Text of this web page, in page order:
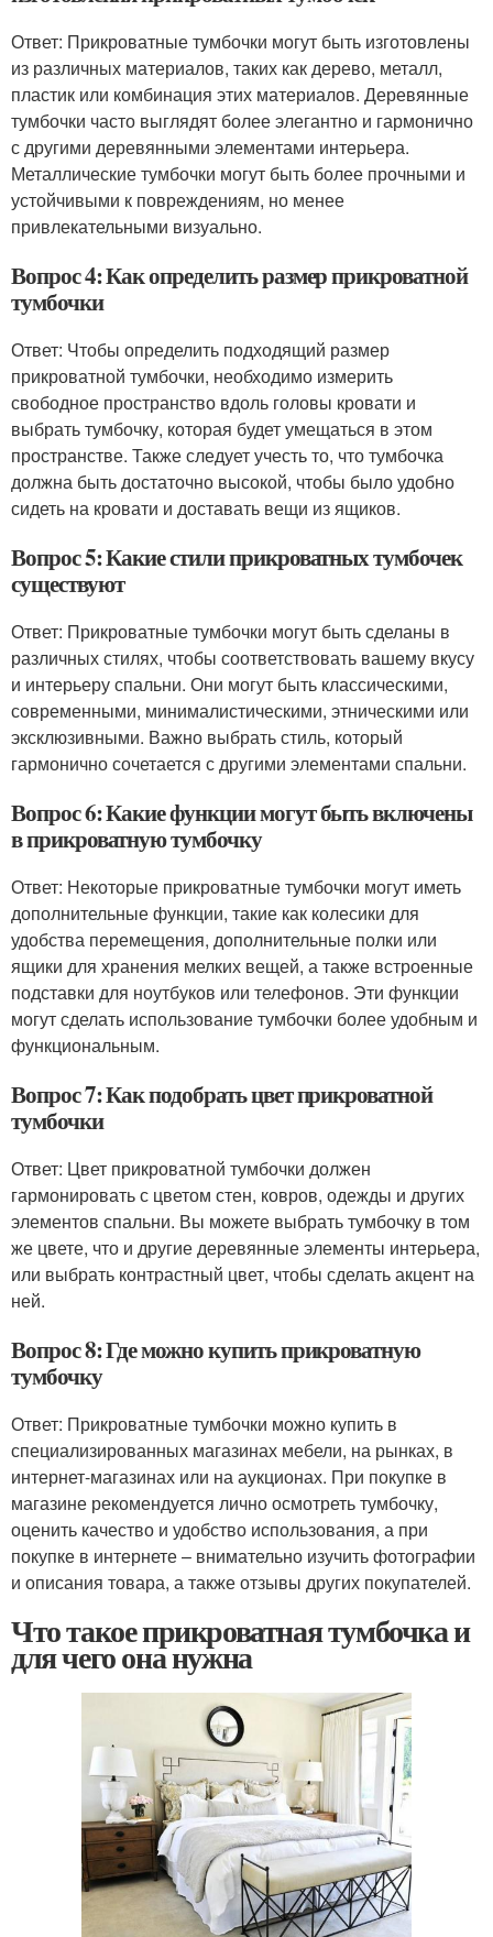
Ответ: Прикроватные тумбочки могут быть изготовлены
из различных материалов, таких как дерево, металл,
пластик или комбинация этих материалов. Деревянные
тумбочки часто выглядят более элегантно и гармонично
с другими деревянными элементами интерьера.
Металлические тумбочки могут быть более прочными и
устойчивыми к повреждениям, но менее
привлекательными визуально.
Вопрос 4: Как определить размер прикроватной
тумбочки
Ответ: Чтобы определить подходящий размер
прикроватной тумбочки, необходимо измерить
свободное пространство вдоль головы кровати и
выбрать тумбочку, которая будет умещаться в этом
пространстве. Также следует учесть то, что тумбочка
должна быть достаточно высокой, чтобы было удобно
сидеть на кровати и доставать вещи из ящиков.
Вопрос 5: Какие стили прикроватных тумбочек
существуют
Ответ: Прикроватные тумбочки могут быть сделаны в
различных стилях, чтобы соответствовать вашему вкусу
и интерьеру спальни. Они могут быть классическими,
современными, минималистическими, этническими или
эксклюзивными. Важно выбрать стиль, который
гармонично сочетается с другими элементами спальни.
Вопрос 6: Какие функции могут быть включены
в прикроватную тумбочку
Ответ: Некоторые прикроватные тумбочки могут иметь
дополнительные функции, такие как колесики для
удобства перемещения, дополнительные полки или
ящики для хранения мелких вещей, а также встроенные
подставки для ноутбуков или телефонов. Эти функции
могут сделать использование тумбочки более удобным и
функциональным.
Вопрос 7: Как подобрать цвет прикроватной
тумбочки
Ответ: Цвет прикроватной тумбочки должен
гармонировать с цветом стен, ковров, одежды и других
элементов спальни. Вы можете выбрать тумбочку в том
же цвете, что и другие деревянные элементы интерьера,
или выбрать контрастный цвет, чтобы сделать акцент на
ней.
Вопрос 8: Где можно купить прикроватную
тумбочку
Ответ: Прикроватные тумбочки можно купить в
специализированных магазинах мебели, на рынках, в
интернет-магазинах или на аукционах. При покупке в
магазине рекомендуется лично осмотреть тумбочку,
оценить качество и удобство использования, а при
покупке в интернете – внимательно изучить фотографии
и описания товара, а также отзывы других покупателей.
Что такое прикроватная тумбочка и
для чего она нужна